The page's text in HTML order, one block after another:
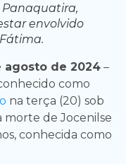
envolvido
agosto de 2024 –
como
na terça (20) sob
morte de Jocenilse
conhecida como